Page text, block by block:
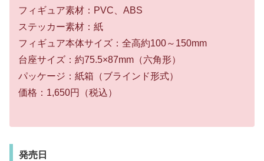
フィギュア素材：PVC、ABS
ステッカー素材：紙
フィギュア本体サイズ：全高約100～150mm
台座サイズ：約75.5×87mm（六角形）
パッケージ：紙箱（ブラインド形式）
価格：1,650円（税込）
発売日